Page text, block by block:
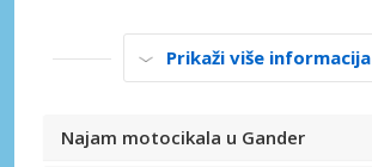
Prikaži više informacija
Najam motocikala u Gander